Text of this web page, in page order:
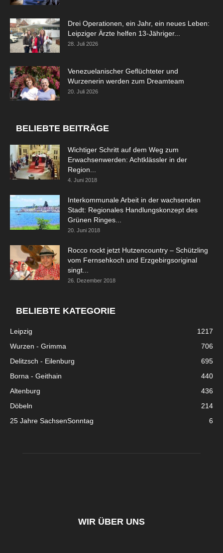
Drei Operationen, ein Jahr, ein neues Leben:
Leipziger Ärzte helfen 13-Jähriger...
28. Juli 2026
Venezuelanischer Geflüchteter und
Wurzenerin werden zum Dreamteam
20. Juli 2026
BELIEBTE BEITRÄGE
Wichtiger Schritt auf dem Weg zum
Erwachsenwerden: Achtklässler in der
Region...
4. Juni 2018
Interkommunale Arbeit in der wachsenden
Stadt: Regionales Handlungskonzept des
Grünen Ringes...
20. Juni 2018
Rocco rockt jetzt Hutzencountry – Schützling
vom Fernsehkoch und Erzgebirgsoriginal
singt...
26. Dezember 2018
BELIEBTE KATEGORIE
Leipzig
1217
Wurzen - Grimma
706
Delitzsch - Eilenburg
695
Borna - Geithain
440
Altenburg
436
Döbeln
214
25 Jahre SachsenSonntag
6
WIR ÜBER UNS